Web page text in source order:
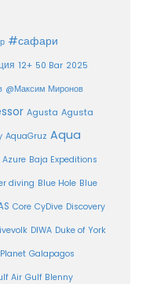
#сафари
12+ 50 Bar 2025
@Максим Миронов
Agusta Agusta
AquaGruz Aqua
Azure Baja Expeditions
diving Blue Hole Blue
Core CyDive Discovery
DIWA Duke of York
Galapagos
Air Gulf Blenny